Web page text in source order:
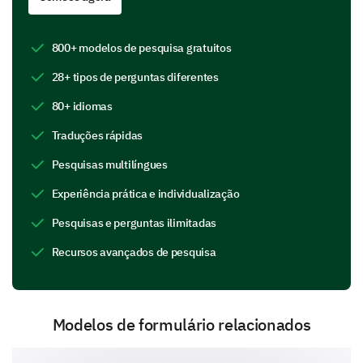
If you could add or change one feature on our
product, what would it be and why?
Customer Support Experience
Given the importance of efficient and helpful
thoughts on your interactions (if any) with our support
800+ modelos de pesquisa gratuitos
28+ tipos de perguntas diferentes
80+ idiomas
Traduções rápidas
Pesquisas multilíngues
Experiência prática e individualização
Pesquisas e perguntas ilimitadas
Recursos avançados de pesquisa
Modelos de formulário relacionados